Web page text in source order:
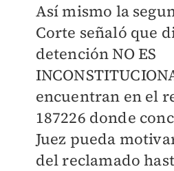
Así mismo la
Corte señaló que
detención NO ES
encuentran en el
187226 donde
Juez pueda
del reclamado